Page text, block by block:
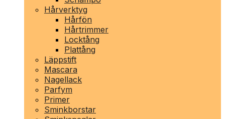
Hårverktyg
Hårfön
Hårtrimmer
Locktång
Plattång
Läppstift
Mascara
Nagellack
Parfym
Primer
Sminkborstar